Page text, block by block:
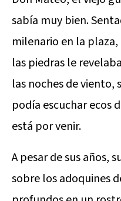
sabía muy bien.
milenario en la
las piedras le
las noches de
podía escuchar ecos
está por venir.
A pesar de sus años,
sobre los adoquines